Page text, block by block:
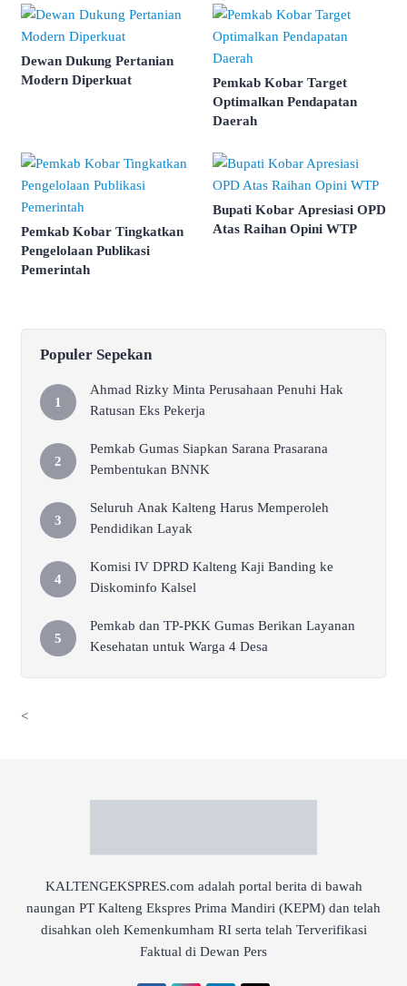
Dewan Dukung Pertanian
Modern Diperkuat
Pemkab Kobar Target
Optimalkan Pendapatan
Daerah
Pemkab Kobar Tingkatkan
Pengelolaan Publikasi
Pemerintah
Bupati Kobar Apresiasi OPD
Atas Raihan Opini WTP
Populer Sepekan
Ahmad Rizky Minta Perusahaan Penuhi Hak
Ratusan Eks Pekerja
Pemkab Gumas Siapkan Sarana Prasarana
Pembentukan BNNK
Seluruh Anak Kalteng Harus Memperoleh
Pendidikan Layak
Komisi IV DPRD Kalteng Kaji Banding ke
Diskominfo Kalsel
Pemkab dan TP-PKK Gumas Berikan Layanan
Kesehatan untuk Warga 4 Desa
<
KALTENGEKSPRES.com adalah portal berita di bawah
naungan PT Kalteng Ekspres Prima Mandiri (KEPM) dan telah
disahkan oleh Kemenkumham RI serta telah Terverifikasi
Faktual di Dewan Pers